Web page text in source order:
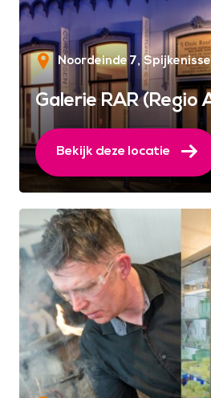
Noordeinde 7 Spijkenisse
Galerie RAR (Regio
Bekijk deze locatie